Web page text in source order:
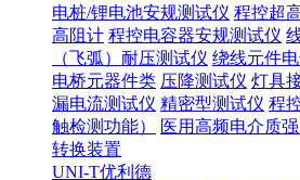
电桩/锂电池安规测试仪 程控超
高阻计 程控电容器安规测试仪
（飞弧）耐压测试仪 绕线元件
电桥元器件类 压降测试仪 灯具
漏电流测试仪 精密型测试仪 程
触检测功能）
医用高频电介质
转换装置
UNI-T优利德